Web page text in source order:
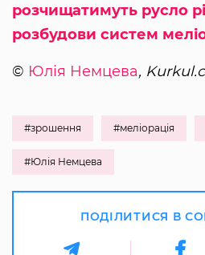
розчищатимуть русло
розбудови систем
© Юлія Немцева,
#зрошення #меліорація
#Юлія Немцева
ПОДІЛИТИСЯ В